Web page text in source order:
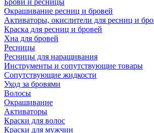
Брови и ресницы
Окрашивание ресниц и бровей
Активаторы, окислители для ресниц и
Краска для ресниц и бровей
Хна для бровей
Ресницы
Ресницы для наращивания
Инструменты и сопутствующие товары
Сопутствующие жидкости
Уход за бровями
Волосы
Окрашивание
Активаторы
Краски для волос
Краски для мужчин